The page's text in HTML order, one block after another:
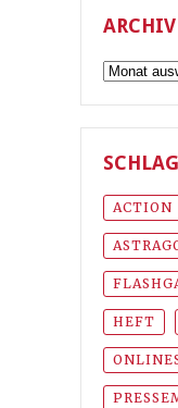
ARCHIV
Archiv
ACTION
HEFT